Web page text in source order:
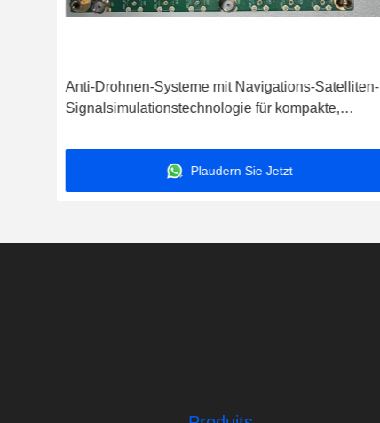
Anti-Drohnen-Systeme mit Navigations-Satelliten-
Signalsimulationstechnologie für kompakte,
Plaudern Sie Jetzt